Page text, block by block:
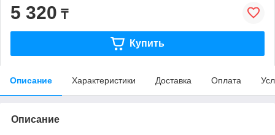
5 320 ₸
Купить
Описание Характеристики Доставка Оплата
Описание